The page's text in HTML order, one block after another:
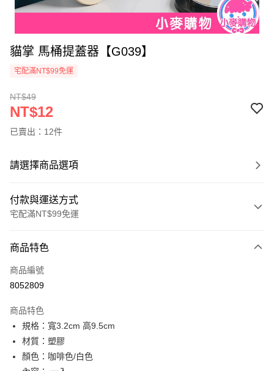
貓掌 馬桶提蓋器【G039】
宅配滿NT$99免運
NT$49
NT$12
已賣出：12件
請選擇商品選項
付款與運送方式
宅配滿NT$99免運
信用卡一次付款
信用卡分期付款
合作金庫商業銀行
華南商業銀行
上海商業儲蓄銀行
國泰世華商業銀行
臺灣中小企業銀行
超商取貨付款
LINE Pay
Apple Pay
商品特色
商品編號
8052809
商品特色
規格：寬3.2cm 高9.5cm
材質：塑膠
顏色：咖啡色/白色